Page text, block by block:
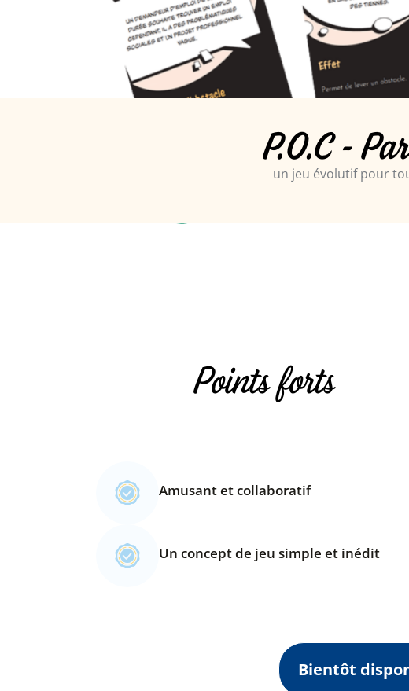
P.O.C -
un jeu évolutif pour
Points forts
Amusant et collaboratif
Un concept de jeu simple et inédit
Bientôt